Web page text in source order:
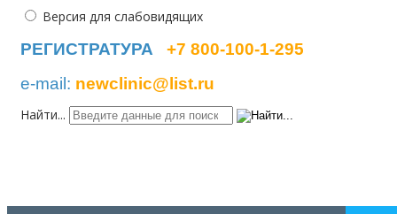
Версия для слабовидящих
РЕГИСТРАТУРА
+7 800-100-1-295
e-mail: newclinic@list.ru
Найти...